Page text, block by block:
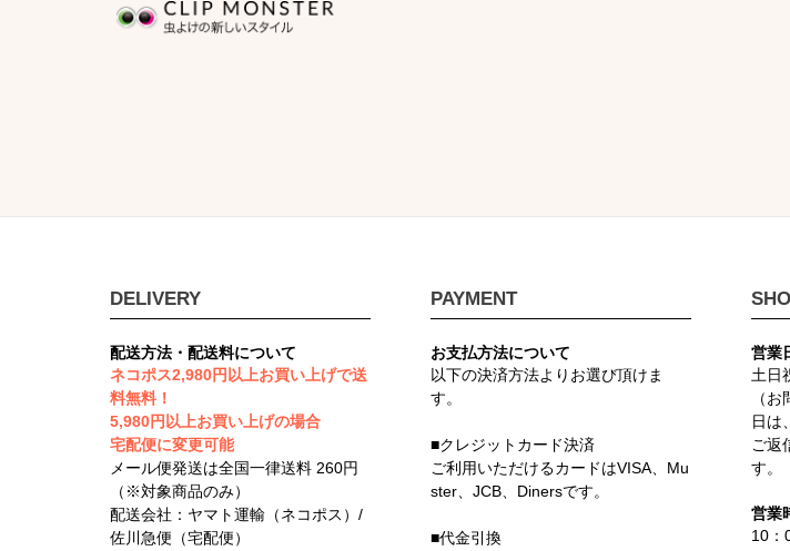
DELIVERY
配送方法・配送料について
ネコポス2,980円以上お買い上げで送
料無料！
5,980円以上お買い上げの場合
宅配便に変更可能
メール便発送は全国一律送料 260円
（※対象商品のみ）
配送会社：ヤマト運輸（ネコポス）/
佐川急便（宅配便）
PAYMENT
お支払方法について
以下の決済方法よりお選び頂けま
す。
■クレジットカード決済
ご利用いただけるカードはVISA、Mu
ster、JCB、Dinersです。
■代金引換
営業
土日
（
日は
ご返
す。
営業
10：